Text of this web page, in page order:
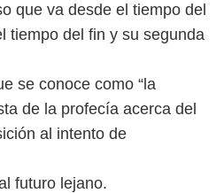
que va desde el tiempo del
tiempo del fin y su segunda
se conoce como “la
de la profecía acerca del
al intento de
futuro lejano.